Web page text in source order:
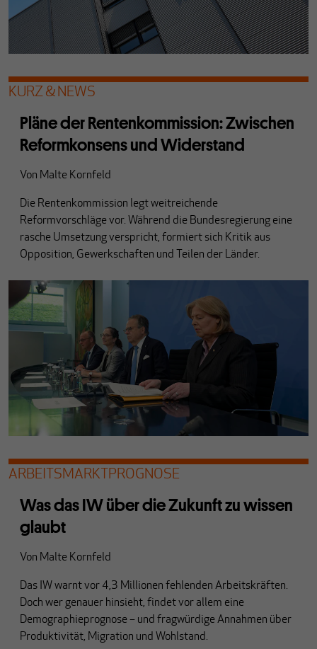
KURZ & NEWS
Pläne der Rentenkommission: Zwischen
Reformkonsens und Widerstand
Von Malte Kornfeld
Die Rentenkommission legt weitreichende
Reformvorschläge vor. Während die Bundesregierung eine
rasche Umsetzung verspricht, formiert sich Kritik aus
Opposition, Gewerkschaften und Teilen der Länder.
ARBEITSMARKTPROGNOSE
Was das IW über die Zukunft zu wissen
glaubt
Von Malte Kornfeld
Das IW warnt vor 4,3 Millionen fehlenden Arbeitskräften.
Doch wer genauer hinsieht, findet vor allem eine
Demographieprognose – und fragwürdige Annahmen über
Produktivität, Migration und Wohlstand.